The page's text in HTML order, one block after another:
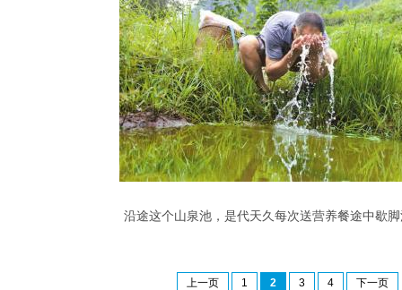
沿途这个山泉池，是代天久每次送营养餐途中歇
上一页 1 2 3 4 下一页